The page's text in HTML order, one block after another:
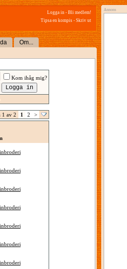
Logga in - Bli medlem!
Tipsa en kompis - Skriv ut
Om...
Kom ihåg mig?
1 av 2 1 2 >
Annons